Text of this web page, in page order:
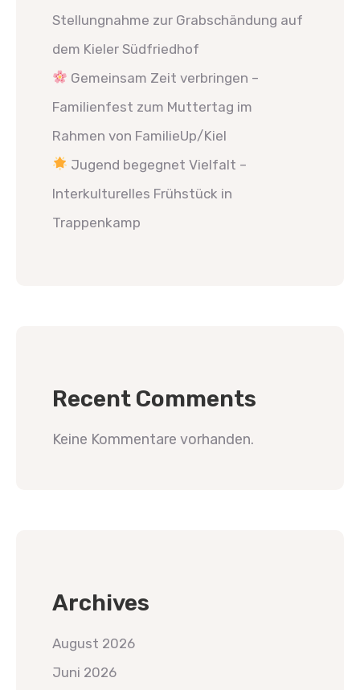
Stellungnahme zur Grabschändung auf
dem Kieler Südfriedhof
Gemeinsam Zeit verbringen –
Familienfest zum Muttertag im
Rahmen von FamilieUp/Kiel
Jugend begegnet Vielfalt –
Interkulturelles Frühstück in
Trappenkamp
Recent Comments
Keine Kommentare vorhanden.
Archives
August 2026
Juni 2026